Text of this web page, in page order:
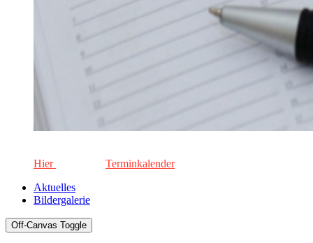
Hier
Terminkalender
Aktuelles
Bildergalerie
Off-Canvas Toggle